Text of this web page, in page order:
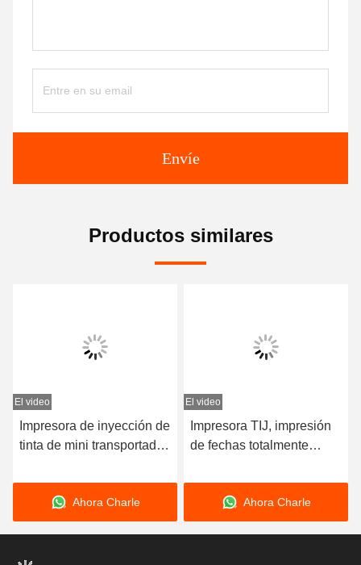
Envíe
Productos similares
El video
Impresora de inyección de
tinta de mini transportador
producción de código QR
Código de barras Mini
impresora de inyección de
Ahora Charle
El video
Impresora TIJ, impresión
de fechas totalmente
plástico, cajas de papel,
impresión de códigos QR,
tinta de secado rápido
Ahora Charle